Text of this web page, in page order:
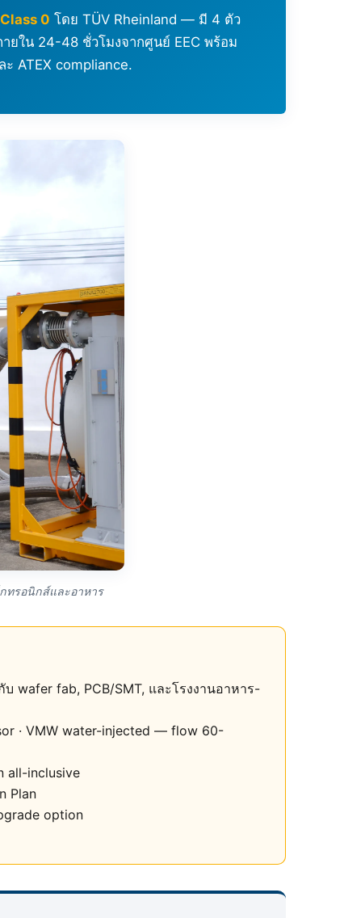
0 โดย TÜV Rheinland — มี 4 ตัว
ยใน 24-48 ชั่วโมงจากศูนย์ EEC พร้อม
ATEX compliance.
ทรอนิกส์และอาหาร
wafer fab, PCB/SMT, และโรงงานอาหาร-
· VMW water-injected — flow 60-
all-inclusive
Plan
option